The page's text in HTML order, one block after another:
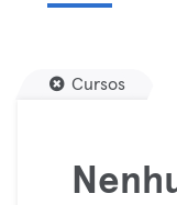
Cursos